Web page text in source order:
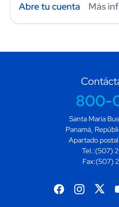
Abre tu cuenta Más
800-
Santa María
Panamá,
Apartado
Tel.:(507)
Fax:(507)